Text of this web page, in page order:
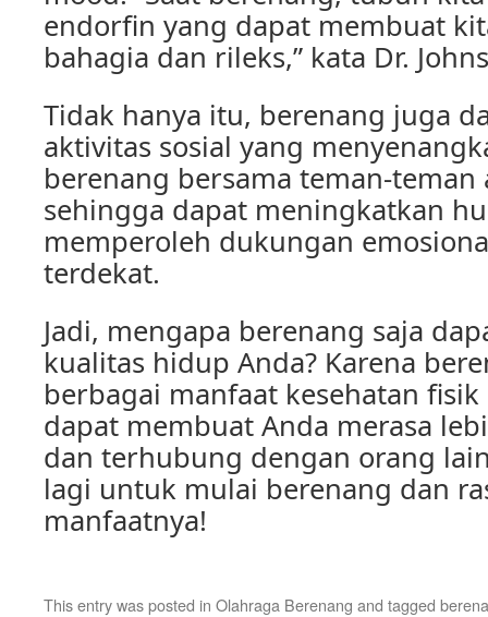
endorfin yang dapat membuat
bahagia dan rileks,” kata Dr.
Tidak hanya itu, berenang juga
aktivitas sosial yang
berenang bersama teman-teman
sehingga dapat meningkatkan
memperoleh dukungan
terdekat.
Jadi, mengapa berenang saja
kualitas hidup Anda? Karena
berbagai manfaat kesehatan
dapat membuat Anda merasa
dan terhubung dengan orang
lagi untuk mulai berenang dan
manfaatnya!
This entry was posted in Olahraga Berenang and tagged